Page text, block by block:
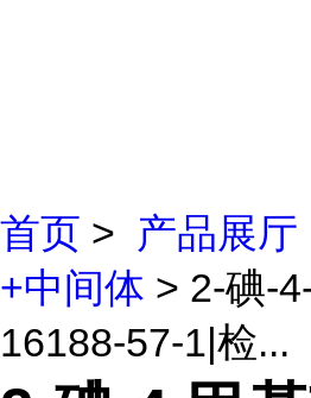
首页 > 产品展厅
+中间体 > 2-碘-
16188-57-1|检...